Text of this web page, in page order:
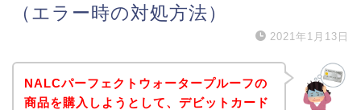
（エラー時の対処方法）
2021年1月13日
NALCパーフェクトウォータープルーフの
商品を購入しようとして、デビットカード